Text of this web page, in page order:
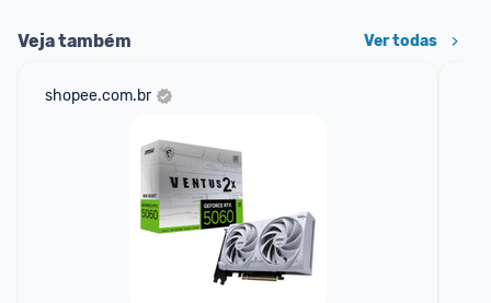
Veja também Ver todas
shopee.com.br